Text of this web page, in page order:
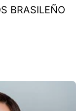
BRASILEÑO